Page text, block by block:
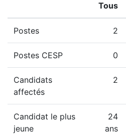
Tous
Postes 2
Postes CESP 0
Candidats
affectés
2
Candidat le plus
jeune
24
ans